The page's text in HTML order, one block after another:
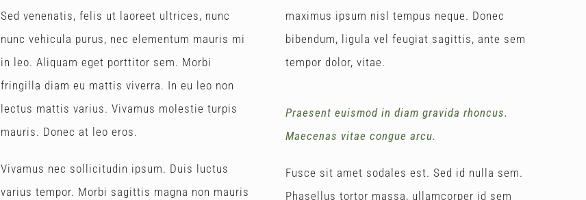
Sed venenatis, felis ut laoreet ultrices, nunc
nunc vehicula purus, nec elementum mauris mi
in leo. Aliquam eget porttitor sem. Morbi
fringilla diam eu mattis viverra. In eu leo non
lectus mattis varius. Vivamus molestie turpis
mauris. Donec at leo eros.
Vivamus nec sollicitudin ipsum. Duis luctus
varius tempor. Morbi sagittis magna non mauris
maximus ipsum nisl tempus neque. Donec
bibendum, ligula vel feugiat sagittis, ante sem
tempor dolor, vitae.
Praesent euismod in diam gravida rhoncus.
Maecenas vitae congue arcu.
Fusce sit amet sodales est. Sed id nulla sem.
Phasellus tortor massa, ullamcorper id sem